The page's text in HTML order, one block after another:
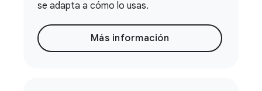
se adapta a cómo lo usas.
Más información